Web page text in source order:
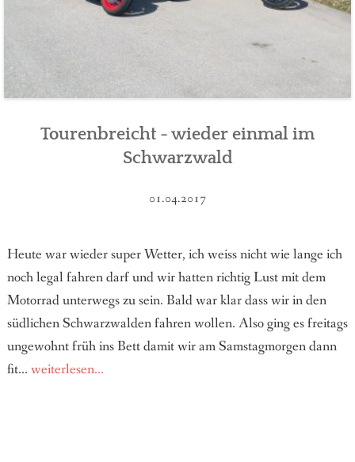
Tourenbreicht - wieder einmal im
Schwarzwald
01.04.2017
Heute war wieder super Wetter, ich weiss nicht wie lange ich
noch legal fahren darf und wir hatten richtig Lust mit dem
Motorrad unterwegs zu sein. Bald war klar dass wir in den
südlichen Schwarzwalden fahren wollen. Also ging es freitags
ungewohnt früh ins Bett damit wir am Samstagmorgen dann
fit... weiterlesen...